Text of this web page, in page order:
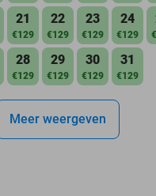
21
€129
22
€129
23
€129
24
€129
28
€129
29
€129
30
€129
31
€129
Meer weergeven